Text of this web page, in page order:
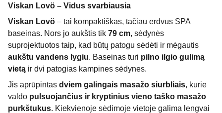
Viskan Lovö – Vidus svarbiausia
Viskan Lovö – tai kompaktiškas, tačiau erdvus SPA
baseinas. Nors jo aukštis tik 79 cm, sėdynės
suprojektuotos taip, kad būtų patogu sėdėti ir mėgautis
aukštu vandens lygiu. Baseinas turi pilno ilgio gulimą
vietą ir dvi patogias kampines sėdynes.
Jis aprūpintas dviem galingais masažo siurbliais, kurie
valdo pulsuojančius ir kryptinius vieno taško masažo
purkštukus. Kiekvienoje sėdimoje vietoje galima lengvai